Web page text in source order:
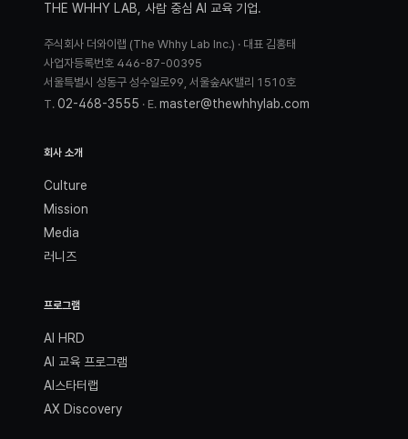
THE WHHY LAB, 사람 중심 AI 교육 기업.
주식회사 더와이랩 (The Whhy Lab Inc.) · 대표 김홍태
사업자등록번호 446-87-00395
서울특별시 성동구 성수일로99, 서울숲AK밸리 1510호
T. 02-468-3555 · E. master@thewhhylab.com
회사 소개
Culture
Mission
Media
러니즈
프로그램
AI HRD
AI 교육 프로그램
AI스타터랩
AX Discovery